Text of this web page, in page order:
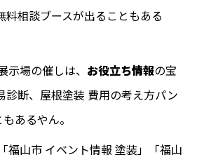
料相談ブースが出ることもある
示場の催しは、 お役立ち情報の宝
診断、屋根塗装 費用の考え方パン
あるやん。
福山市 イベント情報 塗装」「福山